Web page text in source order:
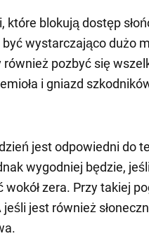
które blokują dostęp
wystarczająco dużo
również pozbyć się
i gniazd
jest odpowiedni do
wygodniej będzie,
zera. Przy takiej
jest również